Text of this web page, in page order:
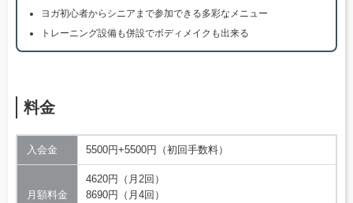
ヨガ初心者からシニアまで参加できる多彩なメニュー
トレーニング設備も併設でボディメイクも出来る
料金
入会金 5500円+5500円（初回手数料）
月額料金
4620円（月2回）
8690円（月4回）